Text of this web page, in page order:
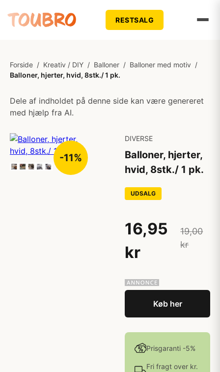
RESTSALG
Forside / Kreativ / DIY / Balloner / Balloner med motiv /
Balloner, hjerter, hvid, 8stk./ 1 pk.
Dele af indholdet på denne side kan være genereret
med hjælp fra AI.
-11%
DIVERSE
Balloner, hjerter,
hvid, 8stk./ 1 pk.
UDSALG
16,95
kr
19,00
kr
Køb her
Prisgaranti -5%
Fri fragt over kr.